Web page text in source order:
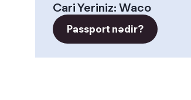
Cari Yeriniz: Waco
Passport nədir?